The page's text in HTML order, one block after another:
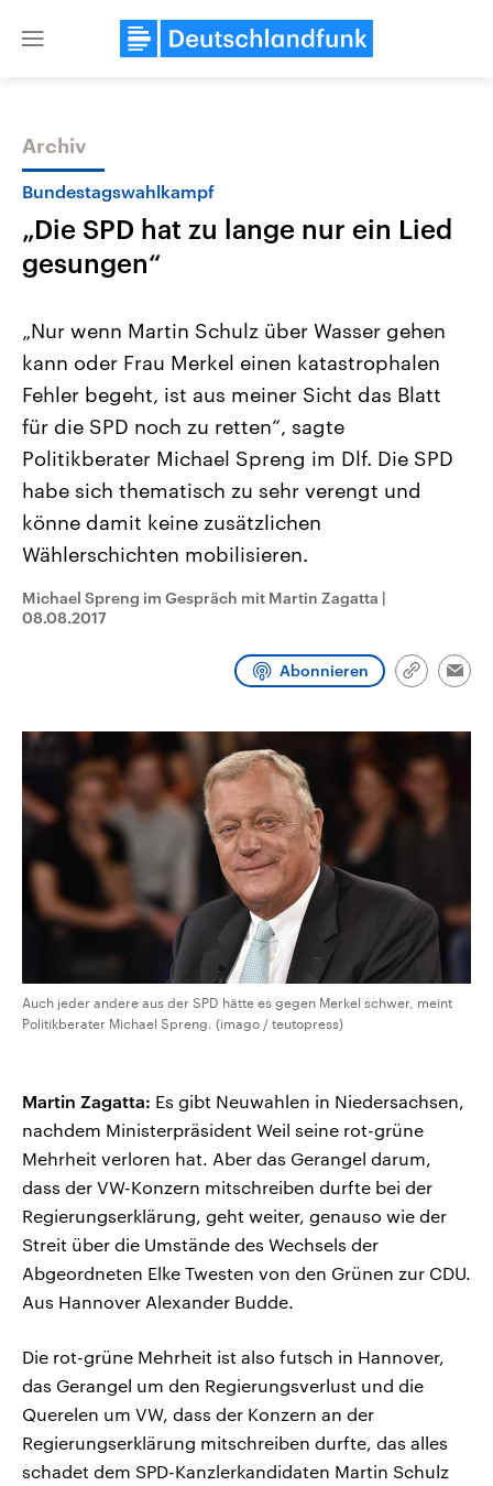
Close
Themen
Landtagswahl Sachsen-Anhalt
2026
Alle Informationen
Sachsen-Anhalt wählt am 6.
September 2026 einen neuen
Landtag. Seit 2021 wird das
Bundesland von einer Koalition aus
Umfragen, Prognosen,
Wahlprogramme, aktuelle Berichte
und Hintergründe zu den Parteien
Wahl.
USA
Aktuelle Beiträge,
Hintergründe
Wirtschaftlich und
gehören die Vereinigten
den mächtigsten Ländern
mit großem Einfluss auf
aktuelle Weltgeschehen.
Sendungen Programm Podcasts
Audio-Archiv
Archiv
Bundestagswahlkampf
„Die SPD hat zu lange nur ein Lied
gesungen“
„Nur wenn Martin Schulz über Wasser gehen
kann oder Frau Merkel einen katastrophalen
Fehler begeht, ist aus meiner Sicht das Blatt
für die SPD noch zu retten“, sagte
Politikberater Michael Spreng im Dlf. Die SPD
habe sich thematisch zu sehr verengt und
könne damit keine zusätzlichen
Wählerschichten mobilisieren.
Michael Spreng im Gespräch mit Martin Zagatta |
08.08.2017
Abonnieren
Link
Auch jeder andere aus der SPD hätte es gegen Merkel schwer, meint
Politikberater Michael Spreng. (imago / teutopress)
Martin Zagatta: Es gibt Neuwahlen in Niedersachsen,
nachdem Ministerpräsident Weil seine rot-grüne
Mehrheit verloren hat. Aber das Gerangel darum,
dass der VW-Konzern mitschreiben durfte bei der
Regierungserklärung, geht weiter, genauso wie der
Streit über die Umstände des Wechsels der
Abgeordneten Elke Twesten von den Grünen zur CDU.
Aus Hannover Alexander Budde.
Die rot-grüne Mehrheit ist also futsch in Hannover,
das Gerangel um den Regierungsverlust und die
Querelen um VW, dass der Konzern an der
Regierungserklärung mitschreiben durfte, das alles
schadet dem SPD-Kanzlerkandidaten Martin Schulz